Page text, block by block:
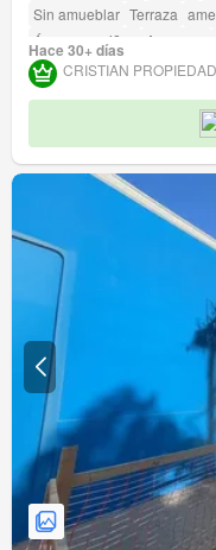
Sin amueblar Terraza
Área para niños
Ascensor
Caseta de vigilancia
Hace 30+ días
CRISTIAN